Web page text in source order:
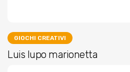
GIOCHI CREATIVI
Luis lupo marionetta